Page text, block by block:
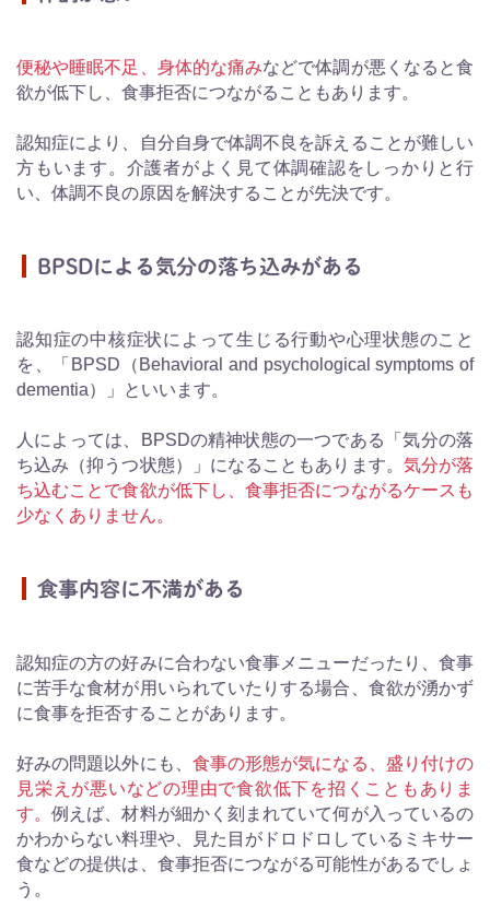
便秘や睡眠不足、身体的な痛みなどで体調が悪くなると食
欲が低下し、食事拒否につながることもあります。
認知症により、自分自身で体調不良を訴えることが難しい
方もいます。介護者がよく見て体調確認をしっかりと行
い、体調不良の原因を解決することが先決です。
BPSDによる気分の落ち込みがある
認知症の中核症状によって生じる行動や心理状態のこと
を、「BPSD（Behavioral and psychological symptoms of
dementia）」といいます。
人によっては、BPSDの精神状態の一つである「気分の落
ち込み（抑うつ状態）」になることもあります。 気分が落
ち込むことで食欲が低下し、食事拒否につながるケースも
少なくありません。
食事内容に不満がある
認知症の方の好みに合わない食事メニューだったり、食事
に苦手な食材が用いられていたりする場合、食欲が湧かず
に食事を拒否することがあります。
好みの問題以外にも、 食事の形態が気になる、盛り付けの
見栄えが悪いなどの理由で食欲低下を招くこともありま
す。例えば、材料が細かく刻まれていて何が入っているの
かわからない料理や、見た目がドロドロしているミキサー
食などの提供は、食事拒否につながる可能性があるでしょ
う。